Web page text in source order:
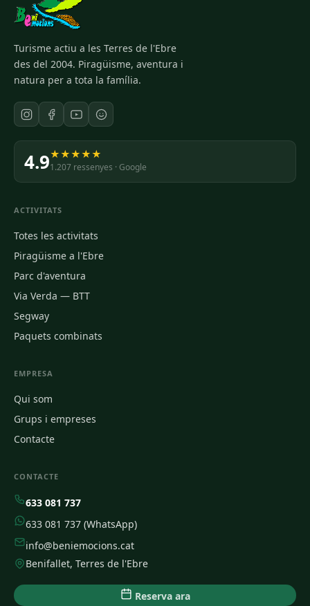
Turisme actiu a les Terres de l'Ebre
des del 2004. Piragüisme, aventura i
natura per a tota la família.
4.9★★★★★
1.207 ressenyes · Google
ACTIVITATS
Totes les activitats
Piragüisme a l'Ebre
Parc d'aventura
Via Verda — BTT
Segway
Paquets combinats
EMPRESA
Qui som
Grups i empreses
Contacte
CONTACTE
633 081 737
633 081 737 (WhatsApp)
info@beniemocions.cat
Benifallet, Terres de l'Ebre
Reserva ara